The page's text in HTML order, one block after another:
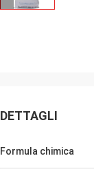
DETTAGLI
Formula chimica